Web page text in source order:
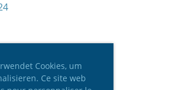
Cookies, um
Ce site web